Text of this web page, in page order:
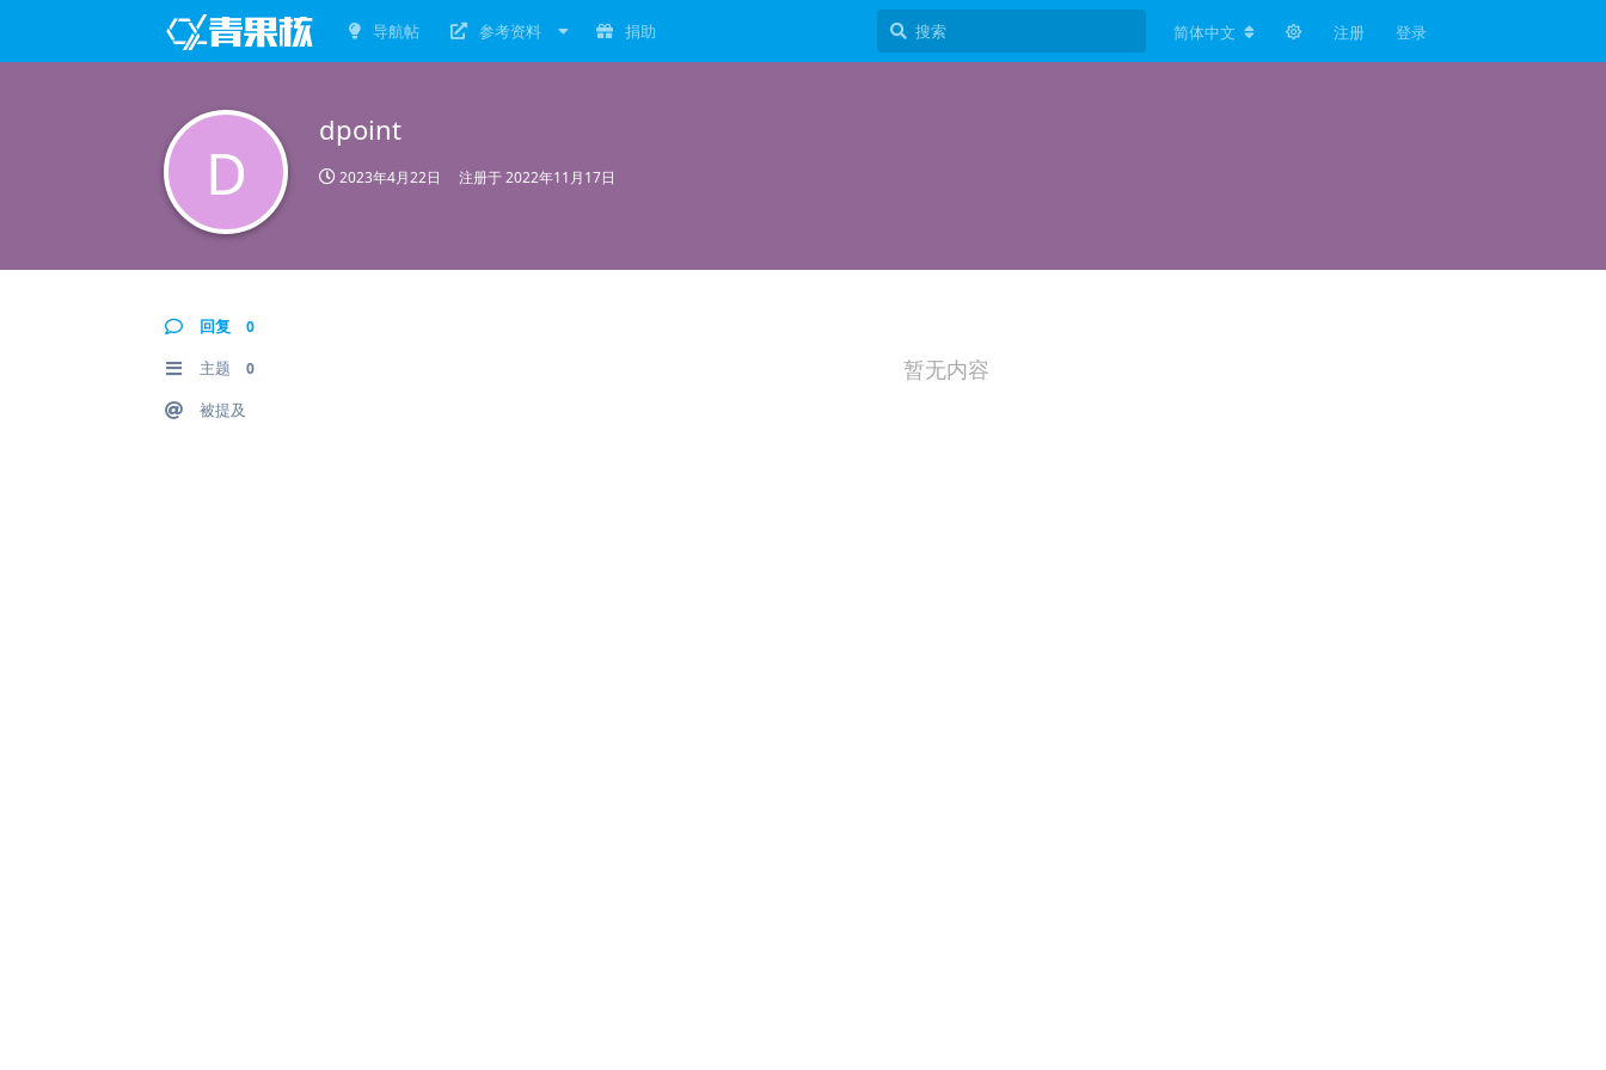
导航帖 参考资料 捐助 简体中文 注册 登录
D
dpoint
2023年4月22日 注册于2022年11月17日
回复 0
主题 0
被提及
暂无内容